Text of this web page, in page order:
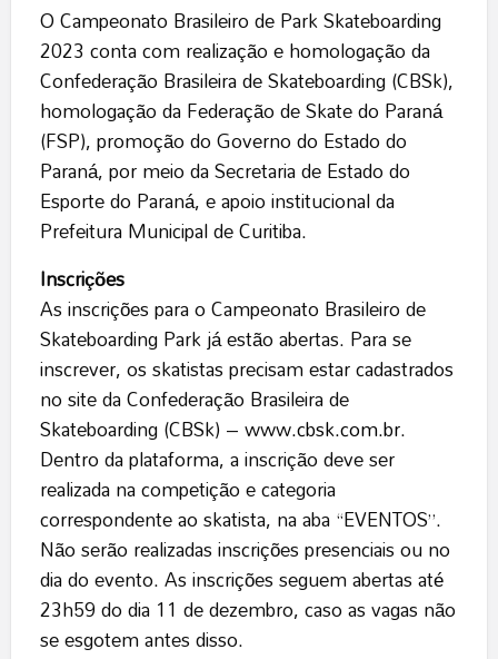
O Campeonato Brasileiro de Park Skateboarding
2023 conta com realização e homologação da
Confederação Brasileira de Skateboarding (CBSk),
homologação da Federação de Skate do Paraná
(FSP), promoção do Governo do Estado do
Paraná, por meio da Secretaria de Estado do
Esporte do Paraná, e apoio institucional da
Prefeitura Municipal de Curitiba.
Inscrições
As inscrições para o Campeonato Brasileiro de
Skateboarding Park já estão abertas. Para se
inscrever, os skatistas precisam estar cadastrados
no site da Confederação Brasileira de
Skateboarding (CBSk) –www.cbsk.com.br.
Dentro da plataforma, a inscrição deve ser
realizada na competição e categoria
correspondente ao skatista, na aba “EVENTOS”.
Não serão realizadas inscrições presenciais ou no
dia do evento. As inscrições seguem abertas até
23h59 do dia 11 de dezembro, caso as vagas não
se esgotem antes disso.